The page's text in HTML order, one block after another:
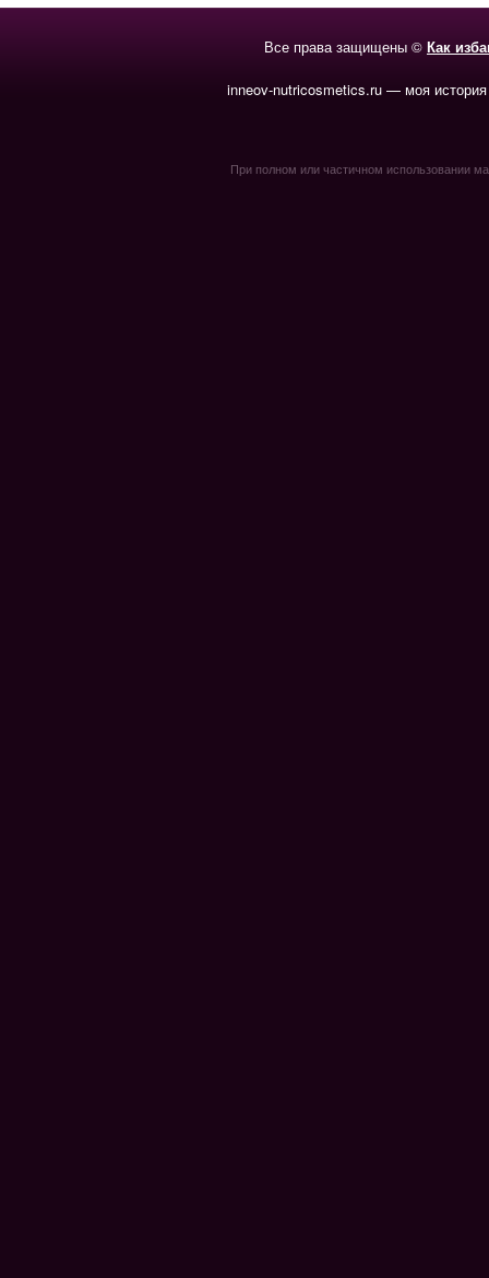
Все права защищены © Как
inneov-nutricosmetics.ru — моя
При полном или частичном использовании